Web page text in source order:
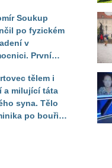
Soukup
po fyzickém
v
První
tělem i
a milující táta
syna. Tělo
po bouři